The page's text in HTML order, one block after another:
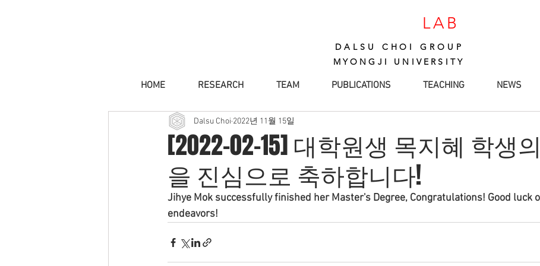
LAB
DALSU CHOI GROUP
MYONGJI UNIVERSITY
HOME RESEARCH TEAM PUBLICATIONS TEACHING NEWS
[2022-02-15] 대학원생 목지혜 학생
을 진심으로 축하합니다!
Dalsu Choi 2022년 11월 15일
Jihye Mok successfully finished her Master's Degree, Congratulations! Good luck
endeavors!